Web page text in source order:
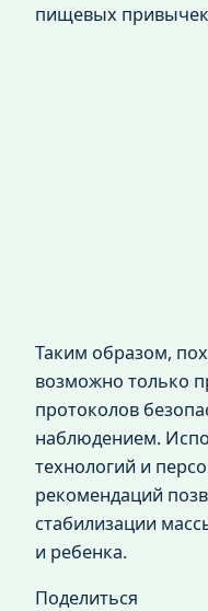
пищевых
Таким образом,
возможно только
протоколов
наблюдением.
технологий и
рекомендаций
стабилизации
и ребенка.
Поделиться